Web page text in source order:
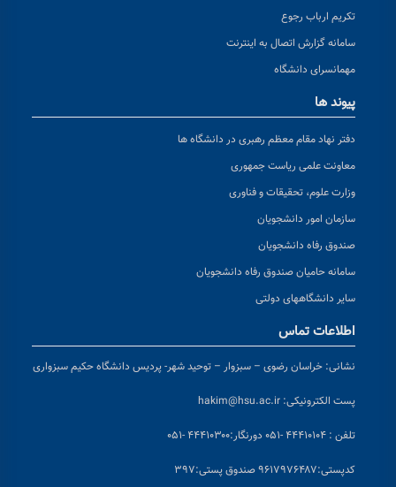
تکریم ارباب رجوع
سامانه گزارش اتصال به اینترنت
مهمانسرای دانشگاه
پیوند ها
دفتر نهاد مقام معظم رهبری در دانشگاه ها
معاونت علمی ریاست جمهوری
وزارت علوم، تحقیقات و فناوری
سازمان امور دانشجویان
صندوق رفاه دانشجویان
سامانه حامیان صندوق رفاه دانشجویان
سایر دانشگاههای دولتی
اطلاعات تماس
نشانی: خراسان رضوی – سبزوار – توحید شهر- پردیس دانشگاه حکیم سبزواری
پست الکترونیکی: hakim@hsu.ac.ir
تلفن : ۴۴۴۱۰۱۰۴ -۰۵۱ دورنگار:۴۴۴۱۰۳۰۰ -۰۵۱
کدپستی:۹۶۱۷۹۷۶۴۸۷ صندوق پستی:۳۹۷